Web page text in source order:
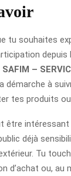
tu souhaites
depuis
SAFIM –
la démarche à
tes produits ou
être
déjà
Tu
d’achat ou, au